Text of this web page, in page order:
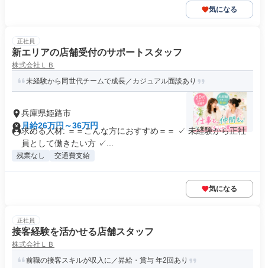
気になる
正社員
新エリアの店舗受付のサポートスタッフ
株式会社ＬＢ
未経験から同世代チームで成長／カジュアル面談あり
兵庫県姫路市
月給26万円～36万円
求める人材: ＝＝こんな方におすすめ＝＝ ✓ 未経験から正社
員として働きたい方 ✓...
残業なし 交通費支給
気になる
正社員
接客経験を活かせる店舗スタッフ
株式会社ＬＢ
前職の接客スキルが収入に／昇給・賞与 年2回あり